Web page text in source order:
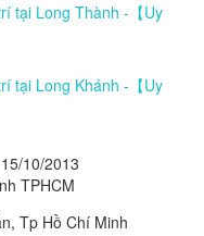
tại Long Thành -【Uy
tại Long Khánh -【Uy
10/2013
TPHCM
Tp Hồ Chí Minh